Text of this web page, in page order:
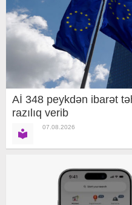
Aİ 348 peykdən ibarət
razılıq verib
07.08.2026